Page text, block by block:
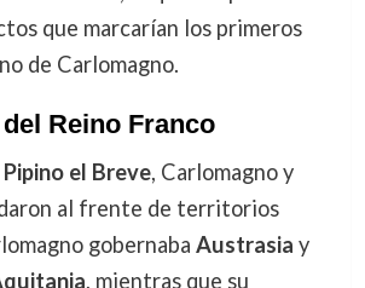
que marcarían los primeros
de Carlomagno.
Reino Franco
Pipino el Breve, Carlomagno y
al frente de territorios
gobernaba Austrasia y
, mientras que su